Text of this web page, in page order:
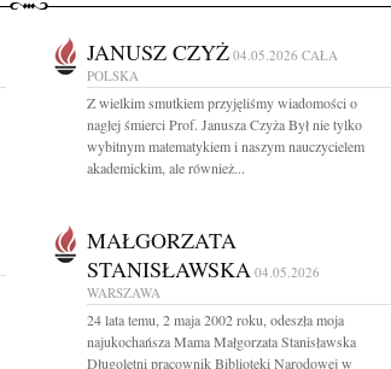
JANUSZ CZYŻ 04.05.2026 CAŁA
POLSKA
Z wielkim smutkiem przyjęliśmy wiadomości o
nagłej śmierci Prof. Janusza Czyża Był nie tylko
wybitnym matematykiem i naszym nauczycielem
akademickim, ale również...
MAŁGORZATA
STANISŁAWSKA 04.05.2026
WARSZAWA
24 lata temu, 2 maja 2002 roku, odeszła moja
najukochańsza Mama Małgorzata Stanisławska
Długoletni pracownik Biblioteki Narodowej w